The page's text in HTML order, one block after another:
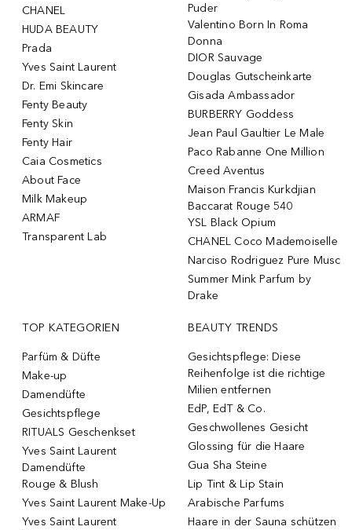
CHANEL
HUDA BEAUTY
Prada
Yves Saint Laurent
Dr. Emi Skincare
Fenty Beauty
Fenty Skin
Fenty Hair
Caia Cosmetics
About Face
Milk Makeup
ARMAF
Transparent Lab
Puder
Valentino Born In Roma
Donna
DIOR Sauvage
Douglas Gutscheinkarte
Gisada Ambassador
BURBERRY Goddess
Jean Paul Gaultier Le Male
Paco Rabanne One Million
Creed Aventus
Maison Francis Kurkdjian
Baccarat Rouge 540
YSL Black Opium
CHANEL Coco Mademoiselle
Narciso Rodriguez Pure Musc
Summer Mink Parfum by
Drake
TOP KATEGORIEN
Parfüm & Düfte
Make-up
Damendüfte
Gesichtspflege
RITUALS Geschenkset
Yves Saint Laurent
Damendüfte
Rouge & Blush
Yves Saint Laurent Make-Up
Yves Saint Laurent
BEAUTY TRENDS
Gesichtspflege: Diese
Reihenfolge ist die richtige
Milien entfernen
EdP, EdT & Co.
Geschwollenes Gesicht
Glossing für die Haare
Gua Sha Steine
Lip Tint & Lip Stain
Arabische Parfums
Haare in der Sauna schützen